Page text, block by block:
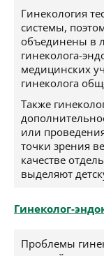
Гинекология
системы,
объединены в
гинеколога-
медицинских
гинеколога
Также
или
точки зрения
качестве
выделяют
Гинеколог-
Проблемы